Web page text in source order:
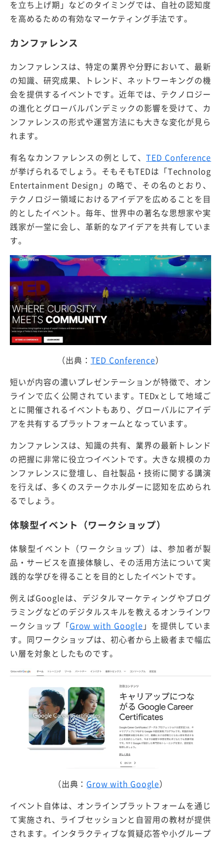
を立ち上げ期」などのタイミングでは、自社の認知度
を高めるための有効なマーケティング手法です。
カンファレンス
カンファレンスは、特定の業界や分野において、最新
の知識、研究成果、トレンド、ネットワーキングの機
会を提供するイベントです。近年では、テクノロジー
の進化とグローバルパンデミックの影響を受けて、カ
ンファレンスの形式や運営方法にも大きな変化が見ら
れます。
有名なカンファレンスの例として、TED Conference
が挙げられるでしょう。そもそもTEDは「Technolog
Entertainment Design」の略で、その名のとおり、
テクノロジー領域におけるアイデアを広めることを目
的としたイベント。毎年、世界中の著名な思想家や実
践家が一堂に会し、革新的なアイデアを共有していま
す。
（出典： TED Conference）
短いが内容の濃いプレゼンテーションが特徴で、オン
ラインで広く公開されています。TEDxとして地域ご
とに開催されるイベントもあり、グローバルにアイデ
アを共有するプラットフォームとなっています。
カンファレンスは、知識の共有、業界の最新トレンド
の把握に非常に役立つイベントです。大きな規模のカ
ンファレンスに登壇し、自社製品・技術に関する講演
を行えば、多くのステークホルダーに認知を広められ
るでしょう。
体験型イベント（ワークショップ）
体験型イベント（ワークショップ）は、参加者が製
品・サービスを直接体験し、その活用方法について実
践的な学びを得ることを目的としたイベントです。
例えばGoogleは、デジタルマーケティングやプログ
ラミングなどのデジタルスキルを教えるオンラインワ
ークショップ「Grow with Google 」を提供していま
す。同ワークショップは、初心者から上級者まで幅広
い層を対象としたものです。
（出典： Grow with Google）
イベント自体は、オンラインプラットフォームを通じ
て実施され、ライブセッションと自習用の教材が提供
されます。インタラクティブな質疑応答や小グループ